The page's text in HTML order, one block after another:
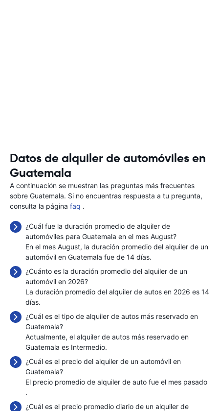
Datos de alquiler de automóviles en
Guatemala
A continuación se muestran las preguntas más frecuentes
sobre Guatemala. Si no encuentras respuesta a tu pregunta,
consulta la página faq .
¿Cuál fue la duración promedio de alquiler de
automóviles para Guatemala en el mes August?
En el mes August, la duración promedio del alquiler de un
automóvil en Guatemala fue de 14 días.
¿Cuánto es la duración promedio del alquiler de un
automóvil en 2026?
La duración promedio del alquiler de autos en 2026 es 14
días.
¿Cuál es el tipo de alquiler de autos más reservado en
Guatemala?
Actualmente, el alquiler de autos más reservado en
Guatemala es Intermedio.
¿Cuál es el precio del alquiler de un automóvil en
Guatemala?
El precio promedio de alquiler de auto fue el mes pasado
.
¿Cuál es el precio promedio diario de un alquiler de